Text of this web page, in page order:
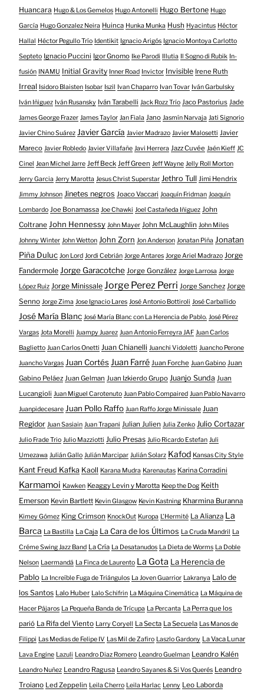
Huancara Hugo & Los Gemelos Hugo Antonelli Hugo Bertone Hugo
García Hugo Gonzalez Neira Huinca Hunka Munka Hush Hyacintus Héctor
Hallal Héctor Pegullo Trío Identikit Ignacio Arigós Ignacio Montoya Carlotto
Septeto Ignacio Puccini Igor Gnomo Ike Parodi Illutia Il Sogno di Rubik In-
fusión INAMU Initial Gravity Inner Road Invictor Invisible Irene Ruth
Irreal Isidoro Blaisten Isobar Iszil Ivan Chaparro Ivan Tovar Iván Garbulsky
Iván Iñiguez Iván Rusansky Iván Tarabelli Jack Rozz Trío Jaco Pastorius Jade
James George Frazer James Taylor Jan Fiala Jano Jasmín Narvaja Jati Signorio
Javier Chino Suárez Javier García Javier Madrazo Javier Malosetti Javier
Mareco Javier Robledo Javier Villafañe Javi Herrera Jazz Cuvée Jaén Kieff JC
Cinel Jean Michel Jarre Jeff Beck Jeff Green Jeff Wayne Jelly Roll Morton
Jerry Garcia Jerry Marotta Jesus Christ Superstar Jethro Tull Jimi Hendrix
Jimmy Johnson Jinetes negros Joaco Vaccari Joaquín Fridman Joaquín
Lombardo Joe Bonamassa Joe Chawki Joel Castañeda Iñiguez John
Coltrane John Hennessy John Mayer John McLaughlin John Miles
Johnny Winter John Wetton John Zorn Jon Anderson Jonatan Piña Jonatan
Piña Duluc Jon Lord Jordi Cebrián Jorge Antares Jorge Ariel Madrazo Jorge
Fandermole Jorge Garacotche Jorge González Jorge Larrosa Jorge
López Ruiz Jorge Minissale Jorge Perez Perri Jorge Sanchez Jorge
Senno Jorge Zima Jose Ignacio Lares José Antonio Bottiroli José Carballido
José María Blanc José María Blanc con La Herencia de Pablo. José Pérez
Vargas Jota Morelli Juampy Juarez Juan Antonio Ferreyra JAF Juan Carlos
Baglietto Juan Carlos Onetti Juan Chianelli Juanchi Vidoletti Juancho Perone
Juancho Vargas Juan Cortés Juan Farré Juan Forche Juan Gabino Juan
Gabino Peláez Juan Gelman Juan Izkierdo Grupo Juanjo Sunda Juan
Lucangioli Juan Miguel Carotenuto Juan Pablo Compaired Juan Pablo Navarro
Juanpidecesare Juan Pollo Raffo Juan Raffo Jorge Minissale Juan
Regidor Juan Sasiain Juan Trapani Julian Julien Julia Zenko Julio Cortazar
Julio Frade Trio Julio Mazziotti Julio Presas Julio Ricardo Estefan Juli
Umezawa Julián Gallo Julián Marcipar Julián Solarz Kafod Kansas City Style
Kant Freud Kafka Kaoll Karana Mudra Karenautas Karina Corradini
Karmamoi Kawken Keaggy Levin y Marotta Keep the Dog Keith
Emerson Kevin Bartlett Kevin Glasgow Kevin Kastning Kharmina Buranna
Kimey Gómez King Crimson KnockOut Kuropa L'Hermité La Alianza La
Barca La Bastilla La Caja La Cara de los Últimos La Cruda Mandril La
Créme Swing Jazz Band La Cría La Desatanudos La Dieta de Worms La Doble
Nelson Laermandá La Finca de Laurento La Gota La Herencia de
Pablo La Increíble Fuga de Triángulos La Joven Guarrior Lakranya Lalo de
los Santos Lalo Huber Lalo Schifrin La Máquina Cinemática La Máquina de
Hacer Pájaros La Pequeña Banda de Trícupa La Percanta La Perra que los
parió La Rifa del Viento Larry Coryell La Secta La Secuela Las Manos de
Filippi Las Medias de Felipe IV Las Mil de Zafiro Laszlo Gardony La Vaca Lunar
Lava Engine Lazuli Leandro Diaz Romero Leandro Guelman Leandro Kalén
Leandro Nuñez Leandro Ragusa Leandro Sayanes & Si Vos Querés Leandro
Troiano Led Zeppelin Leila Cherro Leila Harlac Lenny Leo Laborda